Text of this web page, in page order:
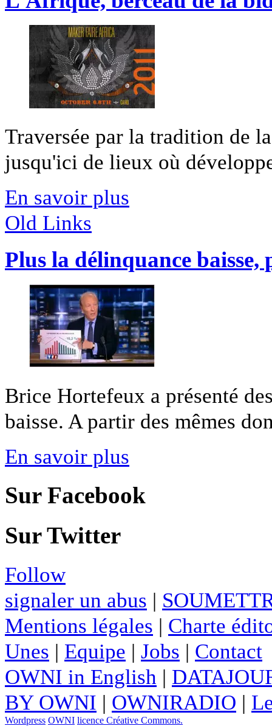
Traversée par la tradition de
jusqu'ici de lieux où
En savoir plus
Old Links
Plus la délinquance baisse,
Brice Hortefeux a présenté
baisse. A partir des mêmes
En savoir plus
Sur Facebook
Sur Twitter
Follow
signaler un abus |
Mentions légales | Charte
Unes | Equipe | Jobs | Contact
OWNI in English |
BY OWNI | OWNIRADIO |
Wordpress OWNI licence Créative Commons.